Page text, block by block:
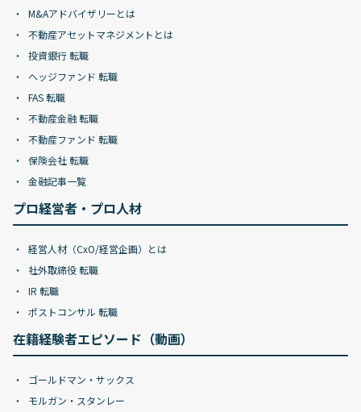
M&Aアドバイザリーとは
不動産アセットマネジメントとは
投資銀行 転職
ヘッジファンド 転職
FAS 転職
不動産金融 転職
不動産ファンド 転職
保険会社 転職
金融記事一覧
プロ経営者・プロ人材
経営人材（CxO/経営企画）とは
社外取締役 転職
IR 転職
ポストコンサル 転職
在籍経験者エピソード（動画）
ゴールドマン・サックス
モルガン・スタンレー